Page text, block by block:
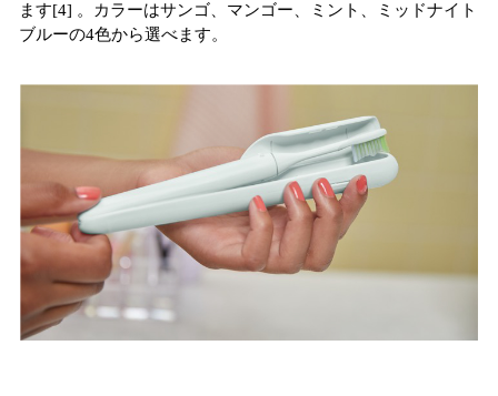
ます[4] 。カラーはサンゴ、マンゴー、ミント、ミッドナイト
ブルーの4色から選べます。